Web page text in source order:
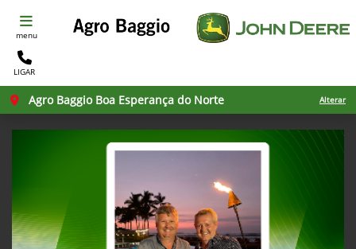
menu
LIGAR
Agro Baggio Boa Esperança do Norte Alterar